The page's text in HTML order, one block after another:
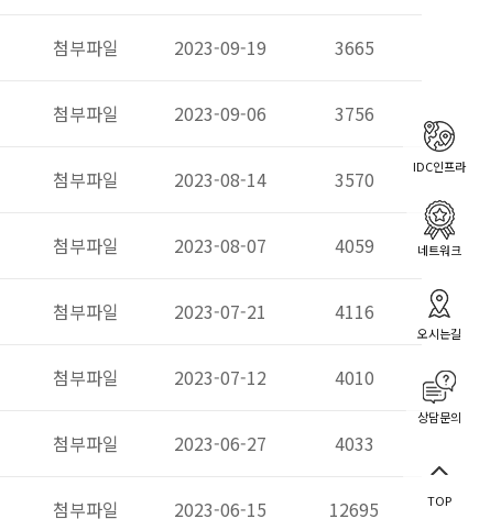
첨부파일 2023-09-19 3665
첨부파일 2023-09-06 3756
첨부파일 2023-08-14 3570
첨부파일 2023-08-07 4059
첨부파일 2023-07-21 4116
첨부파일 2023-07-12 4010
첨부파일 2023-06-27 4033
첨부파일 2023-06-15 12695
IDC인프라
네트워크
오시는길
상담문의
TOP